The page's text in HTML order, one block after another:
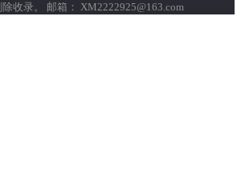
收录。 邮箱： XM2222925@163.com